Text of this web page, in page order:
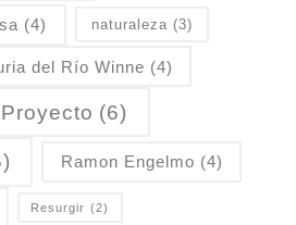
(4) naturaleza (3)
del Río Winne (4)
Proyecto (6)
Ramon Engelmo (4)
Resurgir (2)